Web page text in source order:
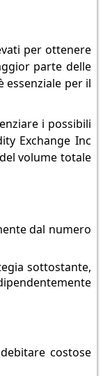
per ottenere
parte delle
per il
i possibili
Exchange Inc
volume totale
dal numero
sottostante,
costose